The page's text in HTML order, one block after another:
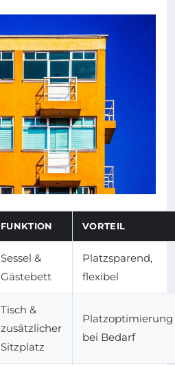
FUNKTION VORTEIL
Sessel &
Gästebett
Platzsparend,
flexibel
Tisch &
zusätzlicher
Sitzplatz
Platzoptimierung
bei Bedarf